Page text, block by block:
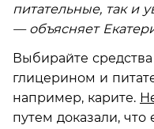
питательные, так и
— объясняет
Выбирайте
глицерином и
например, карите.
путем доказали,